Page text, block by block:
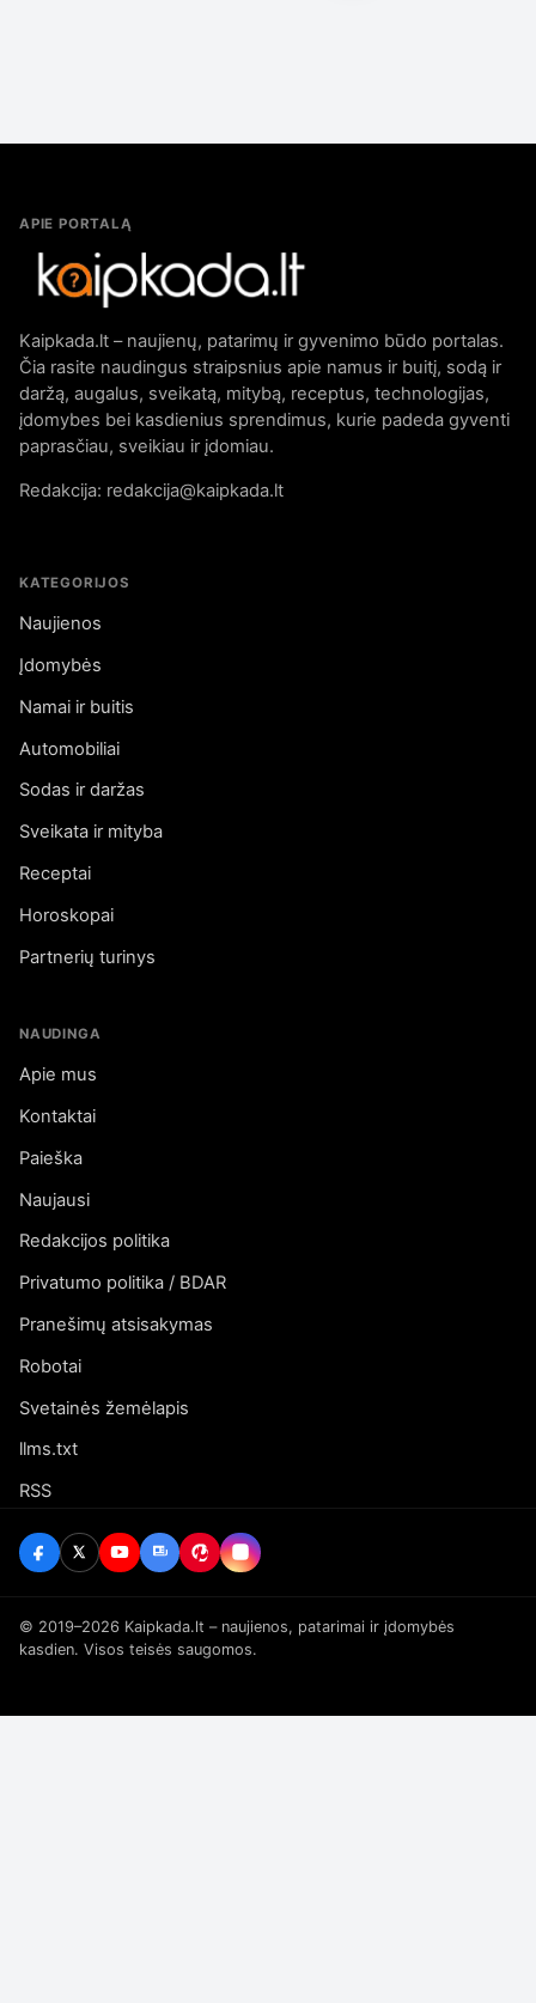
APIE PORTALĄ
Kaipkada.lt – naujienų, patarimų ir gyvenimo būdo portalas.
Čia rasite naudingus straipsnius apie namus ir buitį, sodą ir
daržą, augalus, sveikatą, mitybą, receptus, technologijas,
įdomybes bei kasdienius sprendimus, kurie padeda gyventi
paprasčiau, sveikiau ir įdomiau.
Redakcija: redakcija@kaipkada.lt
KATEGORIJOS
Naujienos
Įdomybės
Namai ir buitis
Automobiliai
Sodas ir daržas
Sveikata ir mityba
Receptai
Horoskopai
Partnerių turinys
NAUDINGA
Apie mus
Kontaktai
Paieška
Naujausi
Redakcijos politika
Privatumo politika / BDAR
Pranešimų atsisakymas
Robotai
Svetainės žemėlapis
llms.txt
RSS
© 2019–2026 Kaipkada.lt – naujienos, patarimai ir įdomybės
kasdien. Visos teisės saugomos.